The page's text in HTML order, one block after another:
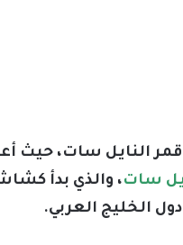
النايل سات، حيث
، والذي بدأ
الخليج العربي.